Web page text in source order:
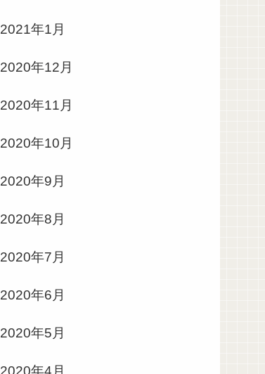
2021年1月
2020年12月
2020年11月
2020年10月
2020年9月
2020年8月
2020年7月
2020年6月
2020年5月
2020年4月